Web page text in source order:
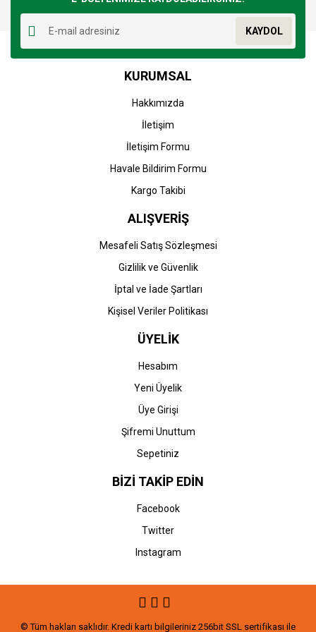
Ürün resmi kalitesiz, bozuk veya görüntülenemiyor.
Ürün açıklamasında eksik bilgiler bulunuyor.
Ürün bilgilerinde hatalar bulunuyor.
Ürün fiyatı diğer sitelerden daha pahalı.
Gönder
KAYDOL
KURUMSAL
Hakkımızda
İletişim
İletişim Formu
Havale Bildirim Formu
Kargo Takibi
ALIŞVERİŞ
Mesafeli Satış Sözleşmesi
Gizlilik ve Güvenlik
İptal ve İade Şartları
Kişisel Veriler Politikası
ÜYELİK
Hesabım
Yeni Üyelik
Üye Girişi
Şifremi Unuttum
Sepetiniz
BİZİ TAKİP EDİN
Facebook
Twitter
Instagram
© Tüm hakları saklıdır. Kredi kartı bilgileriniz 256bit SSL sertifikası ile